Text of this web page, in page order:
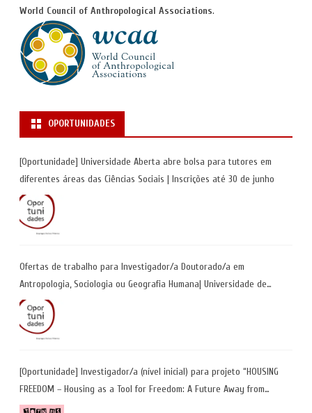
World Council of Anthropological Associations.
OPORTUNIDADES
[Oportunidade] Universidade Aberta abre bolsa para tutores em
diferentes áreas das Ciências Sociais | Inscrições até 30 de junho
Ofertas de trabalho para Investigador/a Doutorado/a em
Antropologia, Sociologia ou Geografia Humana| Universidade de
Coimbra | Candidaturas até 29 de maio 2026
[Oportunidade] Investigador/a (nível inicial) para projeto “HOUSING
FREEDOM – Housing as a Tool for Freedom: A Future Away from
Incarceration” | até 8 de maio